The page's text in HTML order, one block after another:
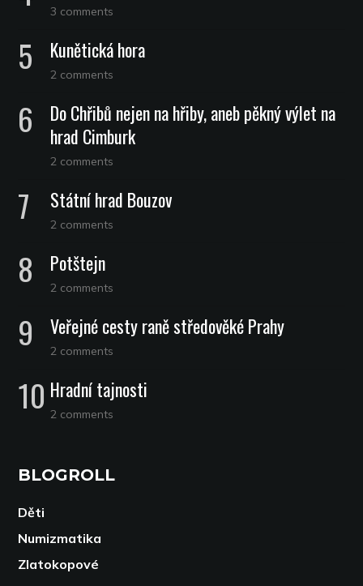
3 comments
Kunětická hora
2 comments
Do Chřibů nejen na hřiby, aneb pěkný výlet na
hrad Cimburk
2 comments
Státní hrad Bouzov
2 comments
Potštejn
2 comments
Veřejné cesty raně středověké Prahy
2 comments
Hradní tajnosti
2 comments
BLOGROLL
Děti
Numizmatika
Zlatokopové